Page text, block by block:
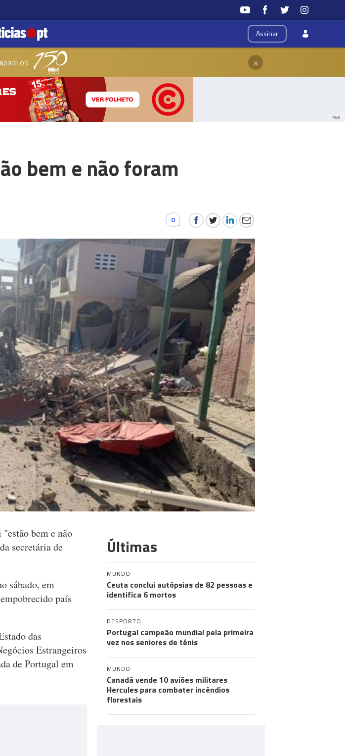
Assinar
para os ×
PUB
bem e não foram
0
bem e não
secretária de
sábado, em
país
das
Estrangeiros
de Portugal em
Últimas
MUNDO
Ceuta conclui autópsias de 82 pessoas e
identifica 6 mortos
DESPORTO
Portugal campeão mundial pela primeira
vez nos seniores de ténis
MUNDO
Canadá vende 10 aviões militares
Hercules para combater incêndios
florestais